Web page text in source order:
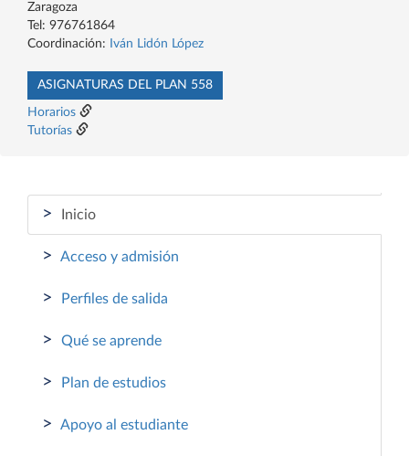
Zaragoza
Tel: 976761864
Coordinación:
Iván Lidón López
ASIGNATURAS DEL PLAN 558
Horarios
Tutorías
> Inicio
> Acceso y admisión
> Perfiles de salida
> Qué se aprende
> Plan de estudios
> Apoyo al estudiante